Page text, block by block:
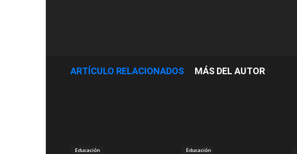
ARTÍCULO RELACIONADOS MÁS DEL AUTOR
Educación Educación